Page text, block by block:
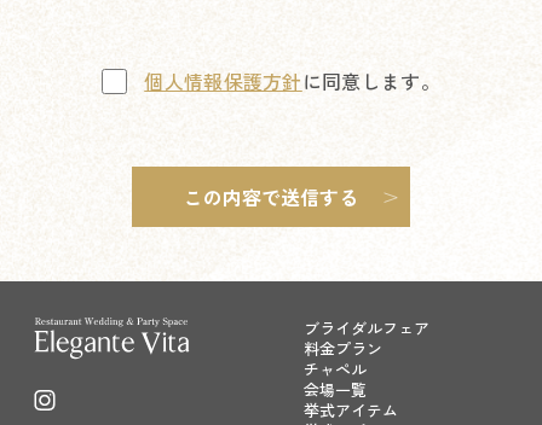
個人情報保護方針に同意します。
ブライダルフェア
料金プラン
チャペル
会場一覧
挙式アイテム